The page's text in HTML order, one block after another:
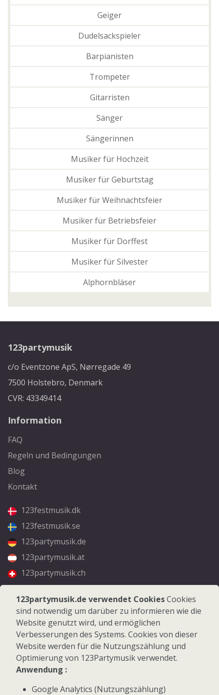
Geiger
Dudelsackspieler
Barpianisten
Trompeter
Gitarristen
Sänger
Sängerinnen
Musiker für Hochzeit
Musiker für Geburtstag
Musiker für Weihnachtsfeier
Musiker für Betriebsfeier
Musiker für Dorffest
Musiker für Silvester
Alphornbläser
123partymusik
c/o Eventzone ApS, Nørregade 49
7500 Holstebro, Denmark
CVR: 43349414
Information
FAQ
Regeln und Bedingungen
Blog
Kontakt
123festmusik.dk
123festmusik.se
123partymusik.de
123partymusik.at
123partymusik.ch
Folgen Sie uns
Facebook
Instagram
© 2026 123Partymusik.de - Alle Rechte vorbehalten
123partymusik.de verwendet CookiesCookies
sind notwendig um darüber zu informieren wie die
Website genutzt wird, und ermöglichen
Verbesserungen des Systems. Cookies von dieser
Website werden für die Nutzungszählung und
Optimierung von 123Partymusik verwendet.
Anwendung :
Google Analytics (Nutzungszählung)